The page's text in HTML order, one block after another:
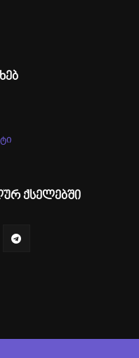
ქსელებში